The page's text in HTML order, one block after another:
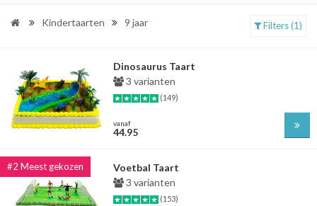
Kindertaarten 9 jaar Filters (1)
Dinosaurus Taart
3 varianten
(149)
vanaf
44.95
Voetbal Taart
3 varianten
(153)